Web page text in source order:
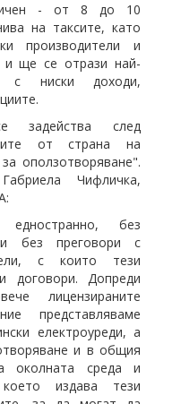
- от 8 до 10
на таксите, като
производители и
и ще се отрази най-
с ниски доходи,
задейства след
от страна на
оползотворяване".
Чифличка,
без
и без преговори с
с които тези
договори. Допреди
лицензираните
представляваме
електроуреди, а
и в общия
околната среда и
издава тези